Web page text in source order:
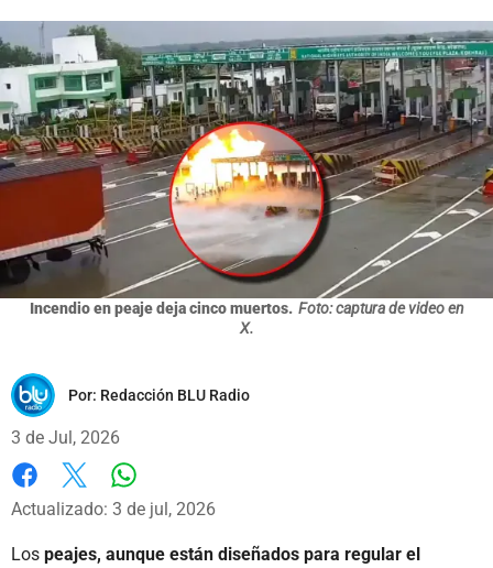
Incendio en peaje deja cinco muertos. Foto: captura de video en
X.
Por: Redacción BLU Radio
3 de Jul, 2026
Facebook
X
Actualizado: 3 de jul, 2026
Los peajes, aunque están diseñados para regular el